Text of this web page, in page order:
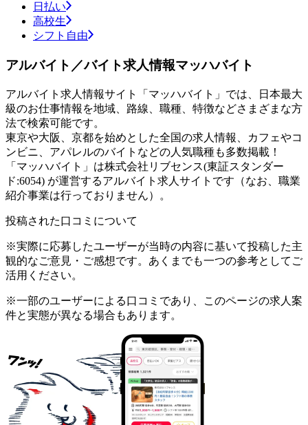
日払い
高校生
シフト自由
アルバイト／バイト求人情報マッハバイト
アルバイト求人情報サイト「マッハバイト」では、日本最大
級のお仕事情報を地域、路線、職種、特徴などさまざまな方
法で検索可能です。
東京や大阪、京都を始めとした全国の求人情報、カフェやコ
ンビニ、アパレルのバイトなどの人気職種も多数掲載！
「マッハバイト」は株式会社リブセンス(東証スタンダー
ド:6054) が運営するアルバイト求人サイトです（なお、職業
紹介事業は行っておりません）。
投稿された口コミについて
※実際に応募したユーザーが当時の内容に基いて投稿した主
観的なご意見・ご感想です。あくまでも一つの参考としてご
活用ください。
※一部のユーザーによる口コミであり、このページの求人案
件と実態が異なる場合もあります。